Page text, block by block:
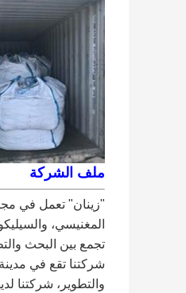
ملف الشركة
المغنيسي،
تجمع بين البحث